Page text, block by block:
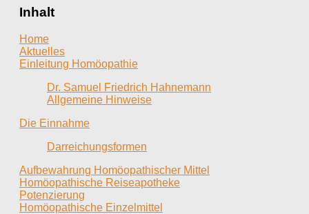
Inhalt
Home
Aktuelles
Einleitung Homöopathie
Dr. Samuel Friedrich Hahnemann
Allgemeine Hinweise
Die Einnahme
Darreichungsformen
Aufbewahrung Homöopathischer Mittel
Homöopathische Reiseapotheke
Potenzierung
Homöopathische Einzelmittel